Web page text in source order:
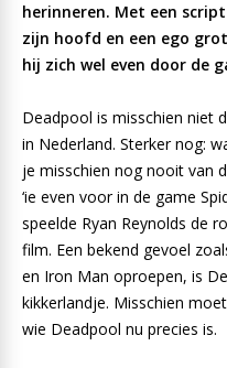
herinneren. Met een
zijn hoofd en een ego
hij zich wel even door de
Deadpool is misschien niet
in Nederland. Sterker nog:
je misschien nog nooit van
‘ie even voor in de game
speelde Ryan Reynolds de
film. Een bekend gevoel
en Iron Man oproepen, is
kikkerlandje. Misschien
wie Deadpool nu precies is.